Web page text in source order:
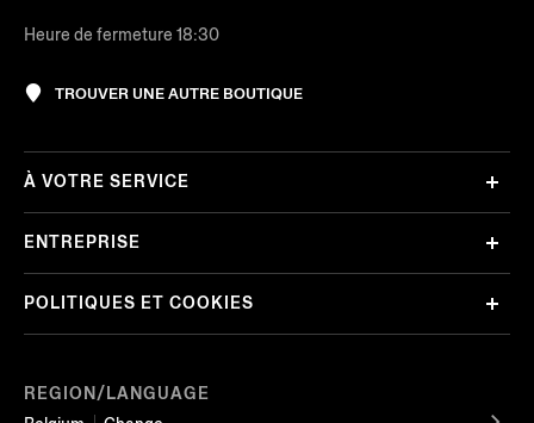
Heure de fermeture 18:30
TROUVER UNE AUTRE BOUTIQUE
REGION/LANGUAGE
À VOTRE SERVICE
ENTREPRISE
POLITIQUES ET COOKIES